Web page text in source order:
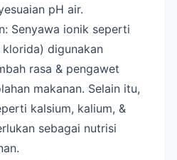
pH air.
Senyawa ionik seperti
digunakan
rasa & pengawet
makanan. Selain itu,
kalsium, kalium, &
sebagai nutrisi